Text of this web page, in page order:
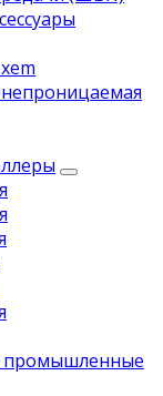
промышленные